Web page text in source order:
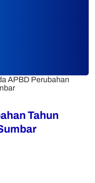
APBD Perubahan
Tahun